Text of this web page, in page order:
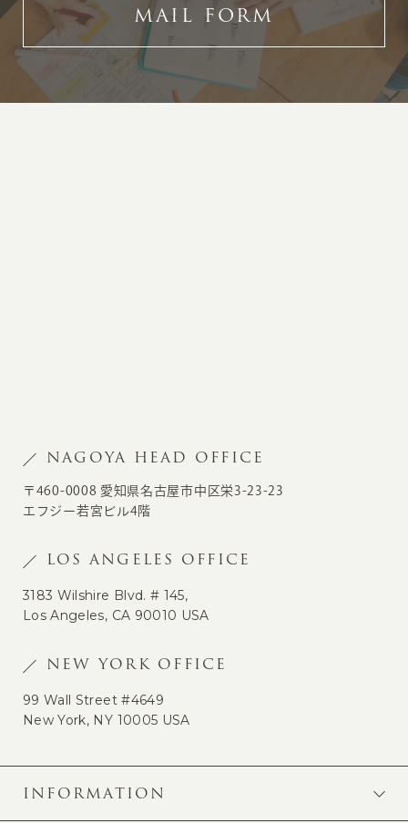
MAIL FORM
NAGOYA HEAD OFFICE
〒460-0008 愛知県名古屋市中区栄3-23-23
エフジー若宮ビル4階
LOS ANGELES OFFICE
3183 Wilshire Blvd. # 145,
Los Angeles, CA 90010 USA
NEW YORK OFFICE
99 Wall Street #4649
New York, NY 10005 USA
INFORMATION